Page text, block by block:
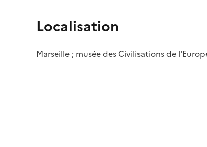
Localisation
Marseille ; musée des Civilisations de